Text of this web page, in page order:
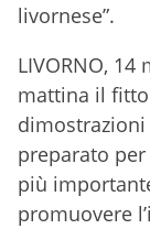
livornese”.
LIVORNO, 14
mattina il
dimostrazioni
preparato per
più
promuovere